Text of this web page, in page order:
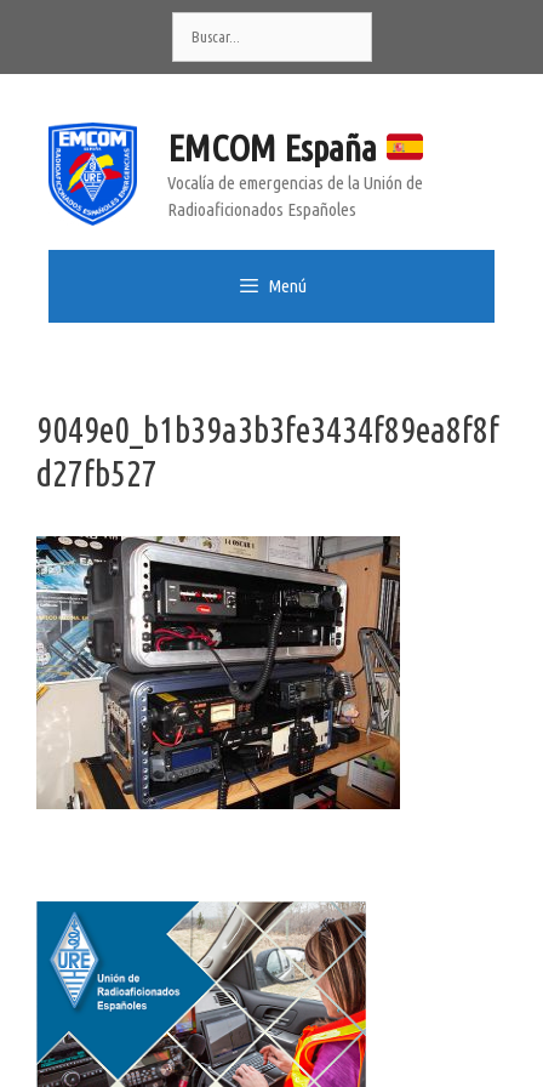
contenido
EMCOM España
Vocalía de emergencias de la Unión de
Radioaficionados Españoles
Menú
9049e0_b1b39a3b3fe3434f89ea8f8f
d27fb527